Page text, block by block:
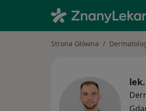
Strona Główna
lek.